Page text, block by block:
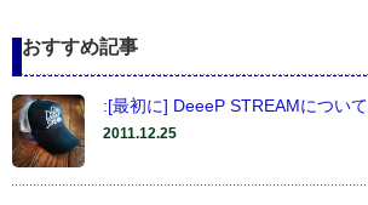
おすすめ記事
:[最初に] DeeeP STREAMについて
2011.12.25